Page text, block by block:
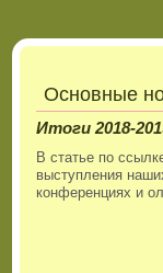
Основные
Итоги 2018-
В статье по
выступления
конференциях и